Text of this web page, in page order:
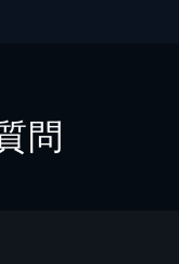
問